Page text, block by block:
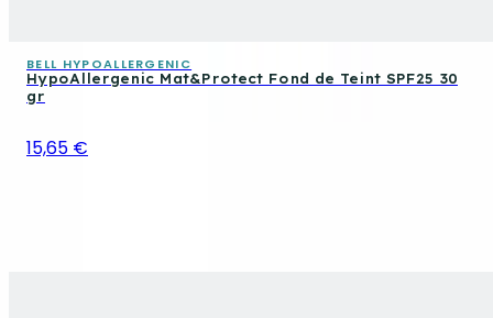
BELL HYPOALLERGENIC
HypoAllergenic Mat&Protect Fond de Teint SPF25 30
gr
15,65 €